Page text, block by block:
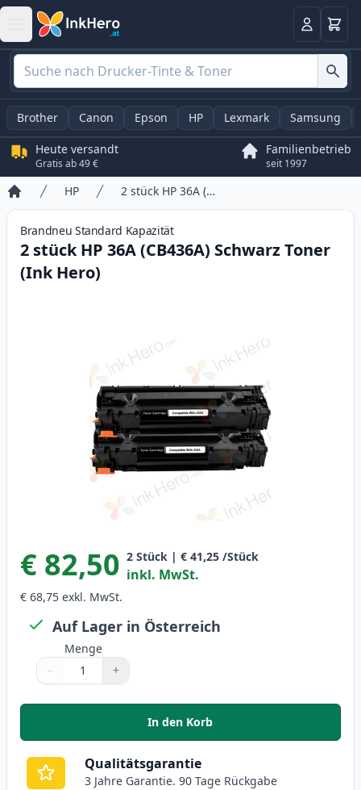
Anmelden
Brother Canon Epson HP Lexmark Samsung
Heute versandt
Gratis ab 49 €
Familienbetrieb
seit 1997
Startseite
HP 2 stück HP 36A (CB436A) Schwarz Toner (Ink Hero)
Brandneu Standard Kapazität
2 stück HP 36A (CB436A) Schwarz Toner
(Ink Hero)
€ 82,50 2 Stück | € 41,25 /Stück
inkl. MwSt.
€ 68,75 exkl. MwSt.
Auf Lager in Österreich
Menge
Menge
Verwenden Sie die Tasten, um anzupassen
− +
Menge 1
In den Korb
, 2 stück HP 36A (CB436A)
Qualitätsgarantie
3 Jahre Garantie. 90 Tage Rückgabe